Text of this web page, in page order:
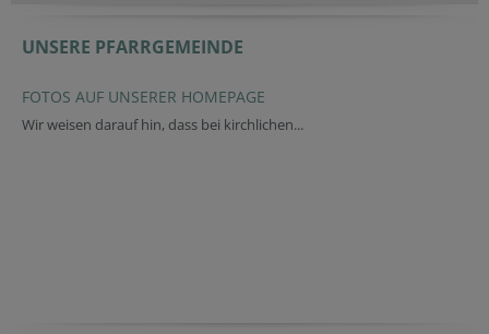
UNSERE PFARRGEMEINDE
FOTOS AUF UNSERER HOMEPAGE
Wir weisen darauf hin, dass bei kirchlichen...